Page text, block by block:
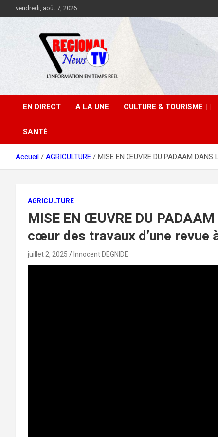
au
vendredi, août 7, 2026
EN DIRECT A LA UNE CULTURE & TOURISME
SANTÉ
Accueil AGRICULTURE MISE EN ŒUVRE DU PADAAM
AGRICULTURE
MISE EN ŒUVRE DU
cœur des travaux d’une revue
juillet 2, 2025 Innocent DEGNIDE